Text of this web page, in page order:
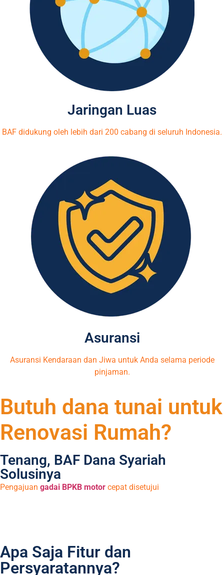
Jaringan Luas
BAF didukung oleh lebih dari 200 cabang di seluruh Indonesia.
Asuransi
Asuransi Kendaraan dan Jiwa untuk Anda selama periode
pinjaman.
Butuh dana tunai untuk
Renovasi Rumah?
Tenang, BAF Dana Syariah
Solusinya
Pengajuan gadai BPKB motor cepat disetujui
Apa Saja Fitur dan
Persyaratannya?